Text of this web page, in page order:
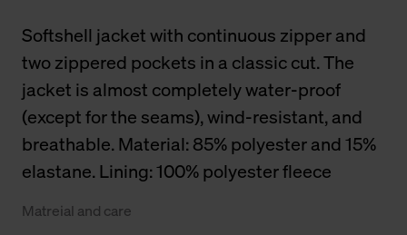
Softshell jacket with continuous zipper and
two zippered pockets in a classic cut. The
jacket is almost completely water-proof
(except for the seams), wind-resistant, and
breathable. Material: 85% polyester and 15%
elastane. Lining: 100% polyester fleece
Matreial and care